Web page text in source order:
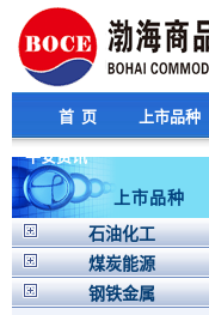
首 页 上市品种
平安资讯
上市品种
石油化工
煤炭能源
钢铁金属